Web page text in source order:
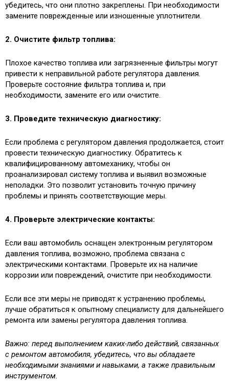
убедитесь, что они плотно закреплены. При необходимости
замените поврежденные или изношенные уплотнители.
2. Очистите фильтр топлива:
Плохое качество топлива или загрязненные фильтры могут
привести к неправильной работе регулятора давления.
Проверьте состояние фильтра топлива и, при
необходимости, замените его или очистите.
3. Проведите техническую диагностику:
Если проблема с регулятором давления продолжается, стоит
провести техническую диагностику. Обратитесь к
квалифицированному автомеханику, чтобы он
проанализировал систему топлива и выявил возможные
неполадки. Это позволит установить точную причину
проблемы и принять соответствующие меры.
4. Проверьте электрические контакты:
Если ваш автомобиль оснащен электронным регулятором
давления топлива, возможно, проблема связана с
электрическими контактами. Проверьте их на наличие
коррозии или повреждений, очистите при необходимости.
Если все эти меры не приводят к устранению проблемы,
лучше обратиться к опытному специалисту для дальнейшего
ремонта или замены регулятора давления топлива.
Важно: перед выполнением каких-либо действий, связанных
с ремонтом автомобиля, убедитесь, что вы обладаете
необходимыми знаниями и навыками, а также правильным
инструментом.